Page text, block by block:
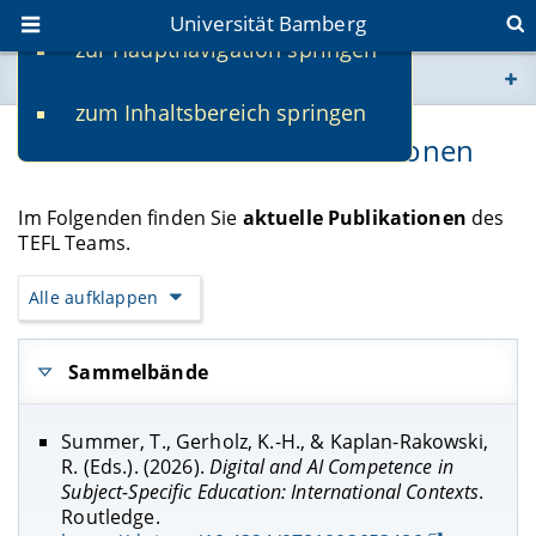
zur Hauptnavigation springen
zum Inhaltsbereich springen
Universität Bamberg
www.uni-bamberg.de
Out now! – Aktuelle Publikationen
Im Folgenden finden Sie aktuelle Publikationen des
TEFL Teams.
Alle aufklappen
Sammelbände
Summer, T., Gerholz, K.-H., & Kaplan-Rakowski,
R. (Eds.). (2026).Digital and AI Competence in
Subject-Specific Education: International Contexts.
Routledge.